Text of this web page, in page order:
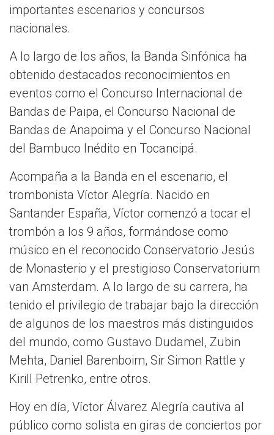
importantes escenarios y concursos
nacionales.
A lo largo de los años, la Banda Sinfónica ha
obtenido destacados reconocimientos en
eventos como el Concurso Internacional de
Bandas de Paipa, el Concurso Nacional de
Bandas de Anapoima y el Concurso Nacional
del Bambuco Inédito en Tocancipá.
Acompaña a la Banda en el escenario, el
trombonista Víctor Alegría. Nacido en
Santander España, Víctor comenzó a tocar el
trombón a los 9 años, formándose como
músico en el reconocido Conservatorio Jesús
de Monasterio y el prestigioso Conservatorium
van Amsterdam. A lo largo de su carrera, ha
tenido el privilegio de trabajar bajo la dirección
de algunos de los maestros más distinguidos
del mundo, como Gustavo Dudamel, Zubin
Mehta, Daniel Barenboim, Sir Simon Rattle y
Kirill Petrenko, entre otros.
Hoy en día, Víctor Álvarez Alegría cautiva al
público como solista en giras de conciertos por